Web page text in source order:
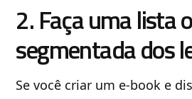
2. Faça uma lista
segmentada dos
Se você criar um e-book e